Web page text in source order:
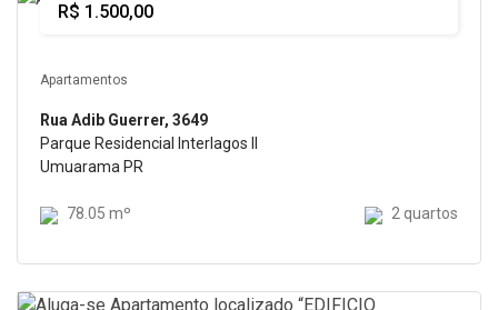
Alugar
R$ 1.500,00
Apartamentos
Rua Adib Guerrer, 3649
Parque Residencial Interlagos II
Umuarama PR
78.05 mº 2 quartos